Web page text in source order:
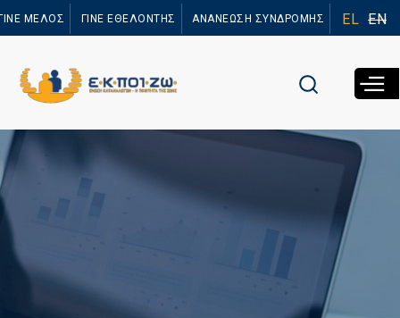
προς το
ΜΕΛΟΣ ΓΙΝΕ ΕΘΕΛΟΝΤΗΣ ΑΝΑΝΕΩΣΗ ΣΥΝΔΡΟΜΗΣ EL EN